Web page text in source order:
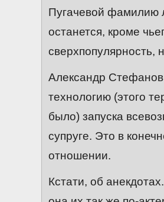
Пугачевой фамилию
останется, кроме
сверхпопулярность,
Александр
технологию (этого
было) запуска
супруге. Это в
отношении.
Кстати, об